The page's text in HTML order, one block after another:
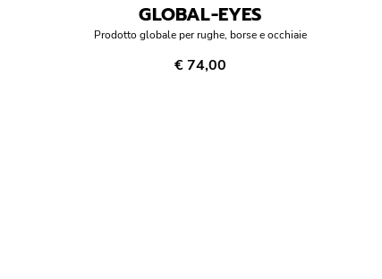
GLOBAL-EYES
Prodotto globale per rughe, borse e occhiaie
€ 74,00